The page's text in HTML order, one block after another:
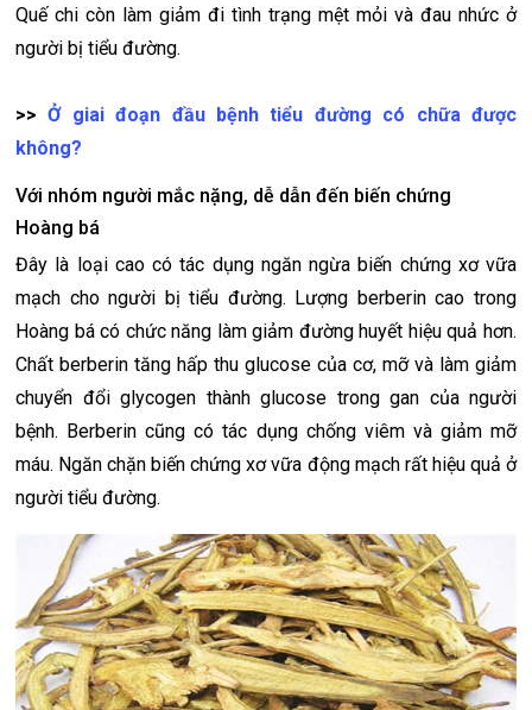
Quế chi còn làm giảm đi tình trạng mệt mỏi và đau nhức ở
người bị tiểu đường.
>>Ở giai đoạn đầu bệnh tiểu đường có chữa được
không?
Với nhóm người mắc nặng, dễ dẫn đến biến chứng
Hoàng bá
Đây là loại cao có tác dụng ngăn ngừa biến chứng xơ vữa
mạch cho người bị tiểu đường. Lượng berberin cao trong
Hoàng bá có chức năng làm giảm đường huyết hiệu quả hơn.
Chất berberin tăng hấp thu glucose của cơ, mỡ và làm giảm
chuyển đổi glycogen thành glucose trong gan của người
bệnh. Berberin cũng có tác dụng chống viêm và giảm mỡ
máu. Ngăn chặn biến chứng xơ vữa động mạch rất hiệu quả ở
người tiểu đường.